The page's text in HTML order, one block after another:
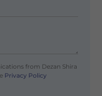
from Dezan Shira
Privacy Policy